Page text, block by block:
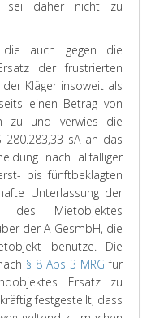
sei daher nicht zu
auch gegen die
der frustrierten
Kläger insoweit als
einen Betrag von
zu und verwies die
280.283,33 sA an das
nach allfälliger
bis fünftbeklagten
Unterlassung der
des Mietobjektes
der A-GesmbH, die
benutze. Die
§ 8 Abs 3 MRG für
Ersatz zu
festgestellt, dass